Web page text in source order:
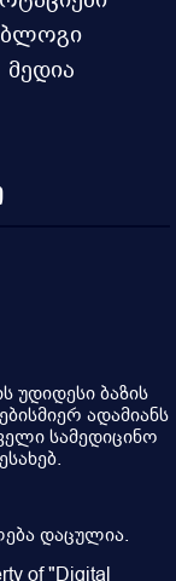
ბლოგი
მედია
უდიდესი ბაზის
ადამიანს
სამედიცინო
დაცულია.
of "Digital